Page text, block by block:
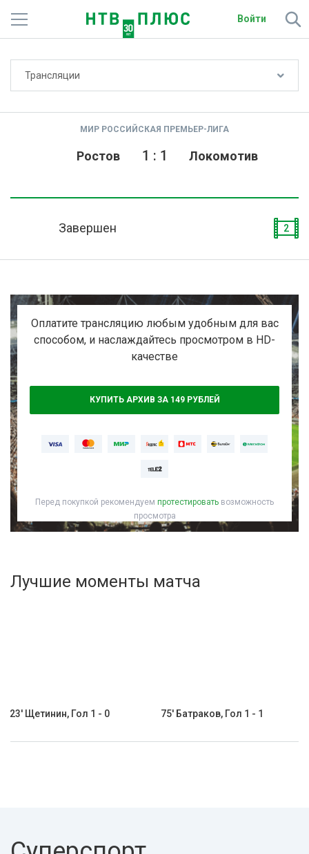
Войти
Активировать промокод
Трансляции
МИР РОССИЙСКАЯ ПРЕМЬЕР-ЛИГА
Ростов Локомотив
1 : 1
Завершен 2
Оплатите трансляцию любым удобным для вас
способом, и наслаждайтесь просмотром в HD-
качестве
КУПИТЬ АРХИВ ЗА 149 РУБЛЕЙ
Перед покупкой рекомендуем протестировать возможность
просмотра
Лучшие моменты матча
23' Щетинин, Гол 1 - 0 75' Батраков, Гол 1 - 1